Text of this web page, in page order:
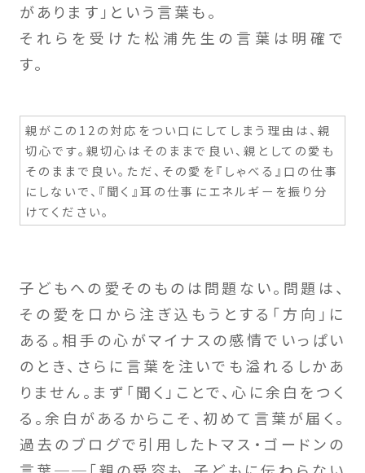
があります」という言葉も。
それらを受けた松浦先生の言葉は明確で
す。
親がこの12の対応をつい口にしてしまう理由は、親
切心です。親切心はそのままで良い、親としての愛も
そのままで良い。ただ、その愛を『しゃべる』口の仕事
にしないで、『聞く』耳の仕事にエネルギーを振り分
けてください。
子どもへの愛そのものは問題ない。問題は、
その愛を口から注ぎ込もうとする「方向」に
ある。相手の心がマイナスの感情でいっぱい
のとき、さらに言葉を注いでも溢れるしかあ
りません。まず「聞く」ことで、心に余白をつく
る。余白があるからこそ、初めて言葉が届く。
過去のブログで引用したトマス・ゴードンの